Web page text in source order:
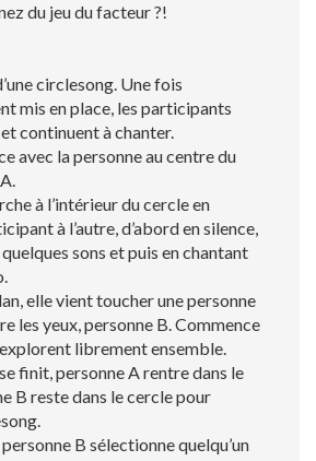
du jeu du facteur ?!
circlesong. Une fois
mis en place, les participants
continuent à chanter.
avec la personne au centre du
à l’intérieur du cercle en
à l’autre, d’abord en silence,
sons et puis en chantant
elle vient toucher une personne
les yeux, personne B. Commence
librement ensemble.
finit, personne A rentre dans le
B reste dans le cercle pour
B sélectionne quelqu’un